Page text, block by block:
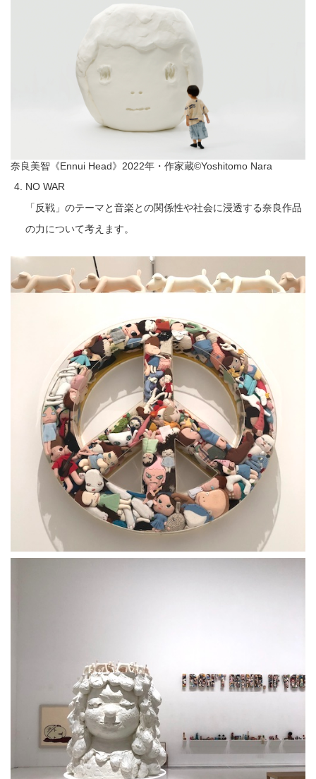
奈良美智《Ennui Head》2022年・作家蔵©︎Yoshitomo Nara
NO WAR
「反戦」のテーマと音楽との関係性や社会に浸透する奈良作品
の力について考えます。